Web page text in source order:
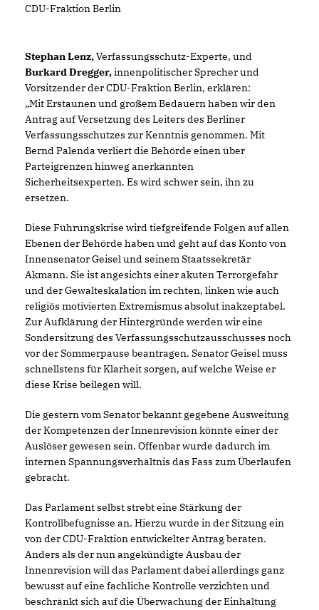
CDU-Fraktion Berlin
Stephan Lenz,Verfassungsschutz-Experte, und
Burkard Dregger,innenpolitischer Sprecher und
Vorsitzender der CDU-Fraktion Berlin, erklären:
Mit Erstaunen und großem Bedauern haben wir den
Antrag auf Versetzung des Leiters des Berliner
Verfassungsschutzes zur Kenntnis genommen. Mit
Bernd Palenda verliert die Behörde einen über
Parteigrenzen hinweg anerkannten
Sicherheitsexperten. Es wird schwer sein, ihn zu
ersetzen.
Diese Führungskrise wird tiefgreifende Folgen auf allen
Ebenen der Behörde haben und geht auf das Konto von
Innensenator Geisel und seinem Staatssekretär
Akmann. Sie ist angesichts einer akuten Terrorgefahr
und der Gewalteskalation im rechten, linken wie auch
religiös motivierten Extremismus absolut inakzeptabel.
Zur Aufklärung der Hintergründe werden wir eine
Sondersitzung des Verfassungsschutzausschusses noch
vor der Sommerpause beantragen. Senator Geisel muss
schnellstens für Klarheit sorgen, auf welche Weise er
diese Krise beilegen will.
Die gestern vom Senator bekannt gegebene Ausweitung
der Kompetenzen der Innenrevision könnte einer der
Auslöser gewesen sein. Offenbar wurde dadurch im
internen Spannungsverhältnis das Fass zum Überlaufen
gebracht.
Das Parlament selbst strebt eine Stärkung der
Kontrollbefugnisse an. Hierzu wurde in der Sitzung ein
von der CDU-Fraktion entwickelter Antrag beraten.
Anders als der nun angekündigte Ausbau der
Innenrevision will das Parlament dabei allerdings ganz
bewusst auf eine fachliche Kontrolle verzichten und
beschränkt sich auf die Überwachung der Einhaltung